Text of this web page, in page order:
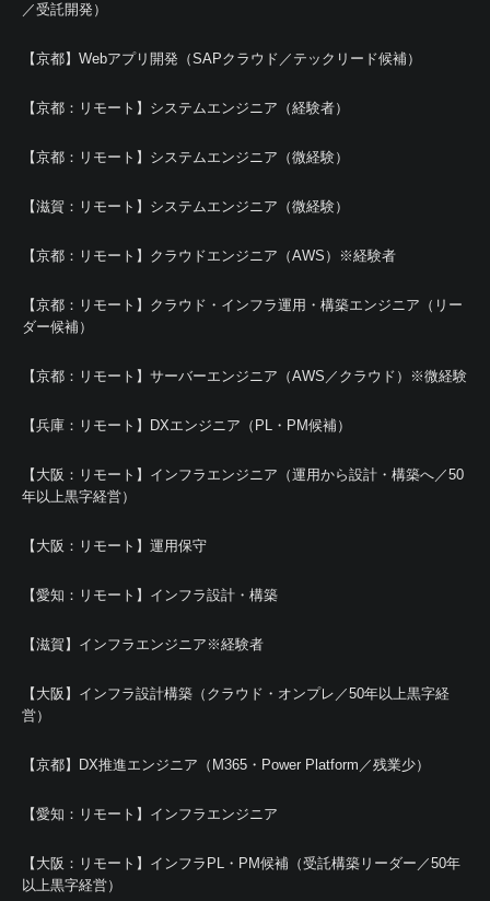
／受託開発）
【京都】Webアプリ開発（SAPクラウド／テックリード候補）
【京都：リモート】システムエンジニア（経験者）
【京都：リモート】システムエンジニア（微経験）
【滋賀：リモート】システムエンジニア（微経験）
【京都：リモート】クラウドエンジニア（AWS）※経験者
【京都：リモート】クラウド・インフラ運用・構築エンジニア（リー
ダー候補）
【京都：リモート】サーバーエンジニア（AWS／クラウド）※微経験
【兵庫：リモート】DXエンジニア（PL・PM候補）
【大阪：リモート】インフラエンジニア（運用から設計・構築へ／50
年以上黒字経営）
【大阪：リモート】運用保守
【愛知：リモート】インフラ設計・構築
【滋賀】インフラエンジニア※経験者
【大阪】インフラ設計構築（クラウド・オンプレ／50年以上黒字経
営）
【京都】DX推進エンジニア（M365・Power Platform／残業少）
【愛知：リモート】インフラエンジニア
【大阪：リモート】インフラPL・PM候補（受託構築リーダー／50年
以上黒字経営）